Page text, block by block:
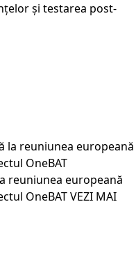
și testarea post-
reuniunea europeană
OneBATVEZI MAI